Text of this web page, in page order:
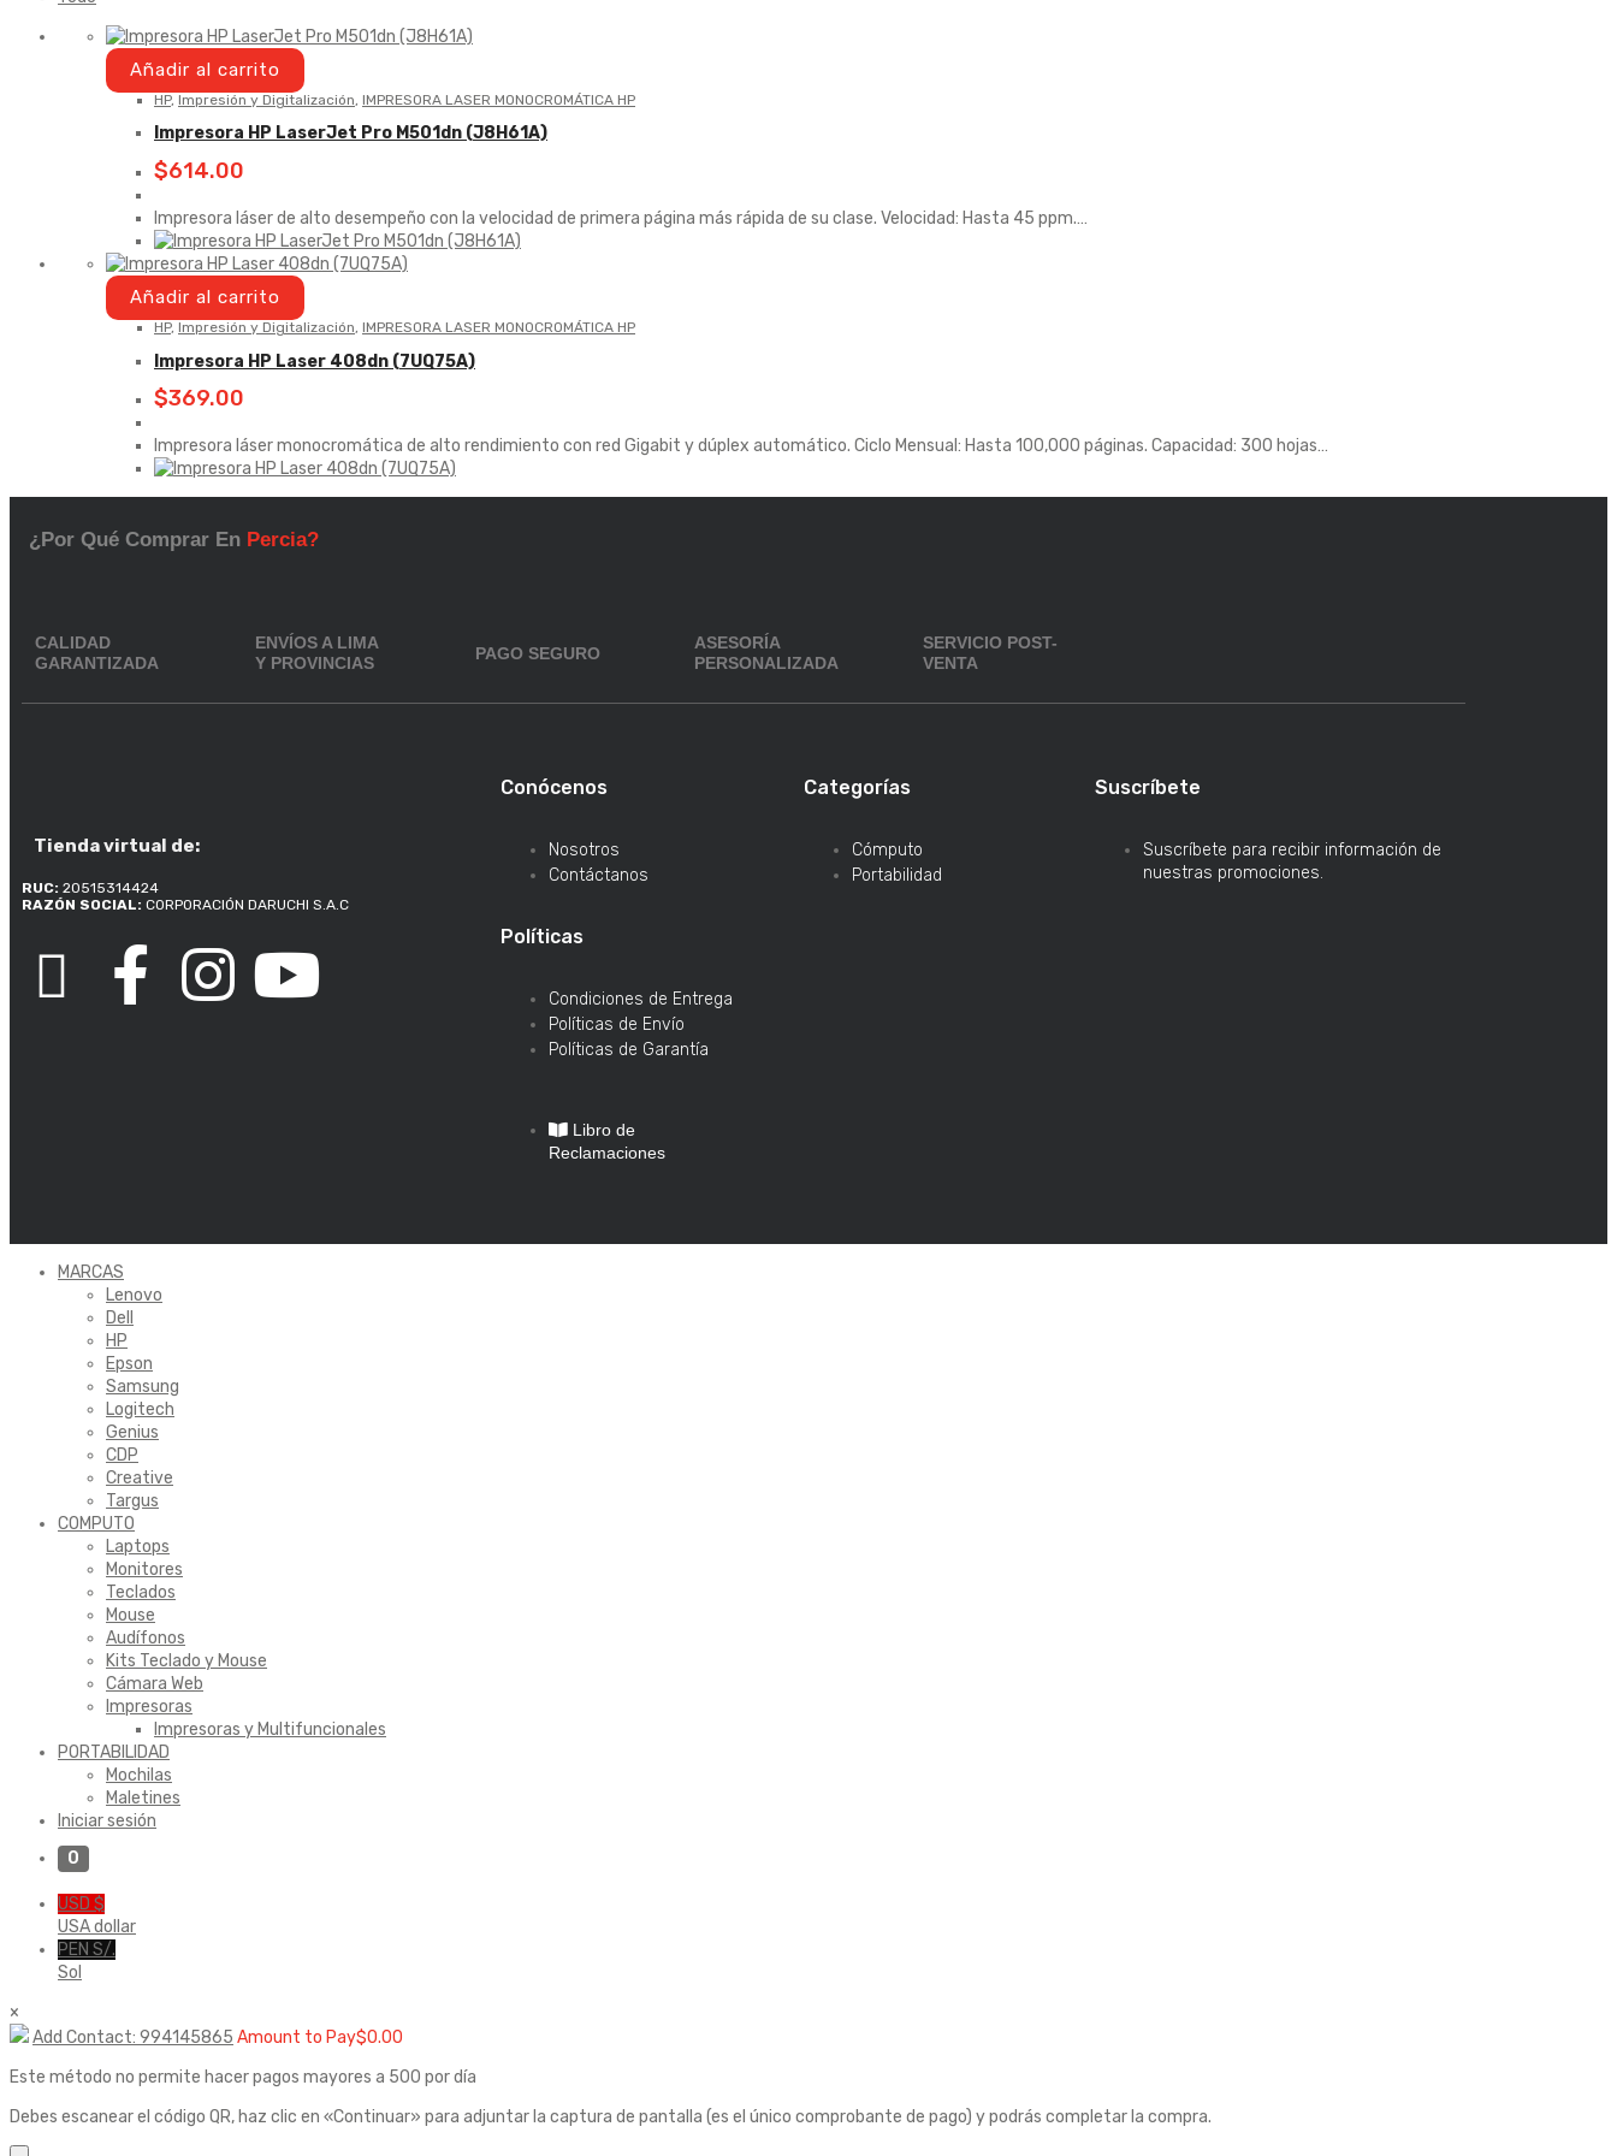
Añadir al carrito
HP, Impresión y Digitalización, IMPRESORA LASER MONOCROMÁTICA HP
Impresora HP LaserJet Pro M501dn (J8H61A)
$614.00
Impresora láser de alto desempeño con la velocidad de primera página más rápida de su clase. Velocidad: Hasta 45 ppm.…
Añadir al carrito
HP, Impresión y Digitalización, IMPRESORA LASER MONOCROMÁTICA HP
Impresora HP Laser 408dn (7UQ75A)
$369.00
Impresora láser monocromática de alto rendimiento con red Gigabit y dúplex automático. Ciclo Mensual: Hasta 100,000 páginas. Capacidad: 300 hojas…
¿Por Qué Comprar En Percia?
CALIDAD
GARANTIZADA
ENVÍOS A LIMA
Y PROVINCIAS
PAGO SEGURO
ASESORÍA
PERSONALIZADA
SERVICIO POST-
VENTA
Tienda virtual de:
RUC: 20515314424
RAZÓN SOCIAL: CORPORACIÓN DARUCHI S.A.C
Conócenos
Nosotros
Contáctanos
Políticas
Condiciones de Entrega
Políticas de Envío
Políticas de Garantía
Libro de
Reclamaciones
Categorías
Cómputo
Portabilidad
Suscríbete
Suscríbete para recibir información de
nuestras promociones.
MARCAS
Lenovo
Dell
HP
Epson
Samsung
Logitech
Genius
CDP
Creative
Targus
COMPUTO
Laptops
Monitores
Teclados
Mouse
Audífonos
Kits Teclado y Mouse
Cámara Web
Impresoras
Impresoras y Multifuncionales
PORTABILIDAD
Mochilas
Maletines
Iniciar sesión
0
USD $
USA dollar
PEN S/.
Sol
×
Add Contact: 994145865 Amount to Pay$0.00
Este método no permite hacer pagos mayores a 500 por día
Debes escanear el código QR, haz clic en «Continuar» para adjuntar la captura de pantalla (es el único comprobante de pago) y podrás completar la compra.